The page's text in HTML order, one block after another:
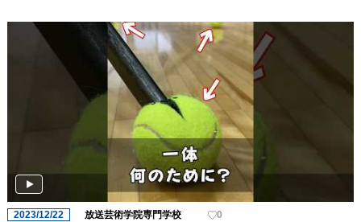
2023/12/22 放送芸術学院専門学校
0